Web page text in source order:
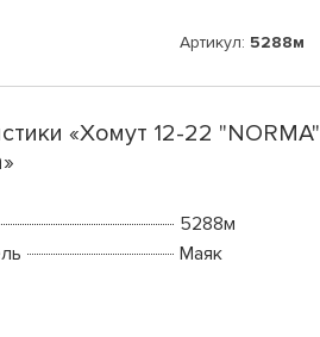
Артикул: 5288м
«Хомут 12-22 "NORMA"
5288м
Маяк